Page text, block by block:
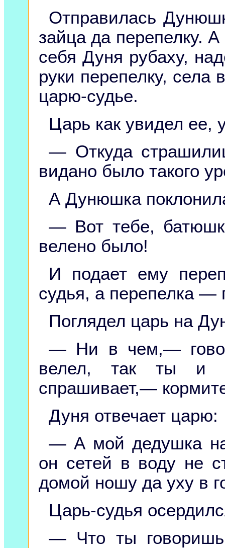
Отправилась
зайца да перепелку.
себя Дуня рубаху,
руки перепелку, села
царю-судье.
Царь как увидел ее,
— Откуда
видано было такого
А Дунюшка
— Вот тебе,
велено было!
И подает ему
судья, а перепелка —
Поглядел царь на
— Ни в чем,—
велел, так ты и
спрашивает,—
Дуня отвечает царю:
— А мой дедушка на
он сетей в воду не
домой ношу да уху в
Царь-судья
— Что ты